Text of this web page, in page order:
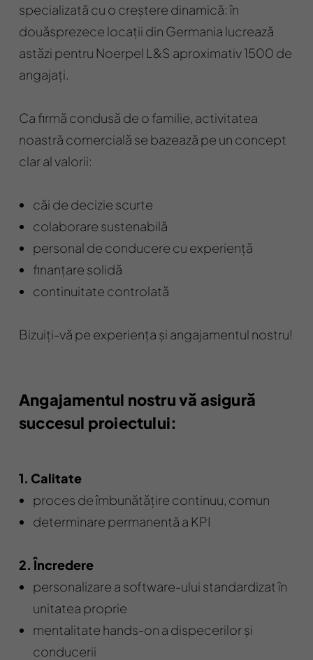
specializată cu o creștere dinamică: în
douăsprezece locații din Germania lucrează
astăzi pentru Noerpel L&S aproximativ 1500 de
angajați.
Ca firmă condusă de o familie, activitatea
noastră comercială se bazează pe un concept
clar al valorii:
căi de decizie scurte
colaborare sustenabilă
personal de conducere cu experiență
finanțare solidă
continuitate controlată
Bizuiți-vă pe experiența și angajamentul nostru!
Angajamentul nostru vă asigură
succesul proiectului:
1. Calitate
proces de îmbunătățire continuu, comun
determinare permanentă a KPI
2. Încredere
personalizare a software-ului standardizat în
unitatea proprie
mentalitate hands-on a dispecerilor și
conducerii